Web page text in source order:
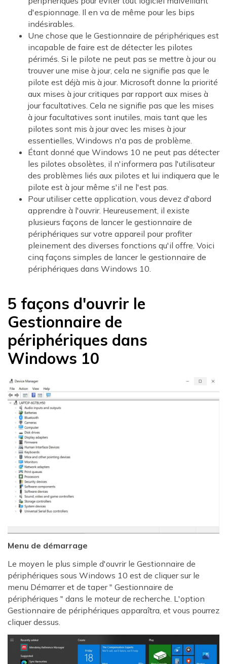
d'espionnage. Il en va de même pour les bips
indésirables.
Une chose que le Gestionnaire de périphériques est
incapable de faire est de détecter les pilotes
périmés. Si le pilote ne peut pas se mettre à jour ou
trouver une mise à jour, cela ne signifie pas que le
pilote est déjà mis à jour. Microsoft donne la priorité
aux mises à jour critiques par rapport aux mises à
jour facultatives. Cela ne signifie pas que les mises
à jour facultatives sont inutiles, mais tant que les
pilotes sont mis à jour avec les mises à jour
essentielles, Windows n'a pas de problème.
Étant donné que Windows 10 ne peut pas détecter
les pilotes obsolètes, il n'informera pas l'utilisateur
des problèmes liés aux pilotes et lui indiquera que le
pilote est à jour même s'il ne l'est pas.
Pour utiliser cette application, vous devez d'abord
apprendre à l'ouvrir. Heureusement, il existe
plusieurs façons de lancer le gestionnaire de
périphériques sur votre appareil pour profiter
pleinement des diverses fonctions qu'il offre. Voici
cinq façons simples de lancer le gestionnaire de
périphériques dans Windows 10.
5 façons d'ouvrir le
Gestionnaire de
périphériques dans
Windows 10
Menu de démarrage
Le moyen le plus simple d'ouvrir le Gestionnaire de
périphériques sous Windows 10 est de cliquer sur le
menu Démarrer et de taper " Gestionnaire de
périphériques " dans le moteur de recherche. L'option
Gestionnaire de périphériques apparaîtra, et vous pourrez
cliquer dessus.